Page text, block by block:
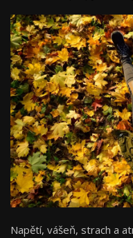
Napětí, vášeň, strach a